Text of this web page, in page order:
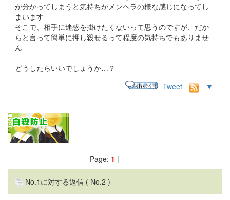
が分かってしまうと気持ちがメンヘラの様な感じになってし
まいます
そこで、相手に迷惑を掛けたくないって思うのですが、だか
らと言って簡単に押し殺せるって程度の気持ちでもありませ
ん
どうしたらいいでしょうか…？
Tweet
▼
Page: 1 |
No.1に対する返信 ( No.2 )